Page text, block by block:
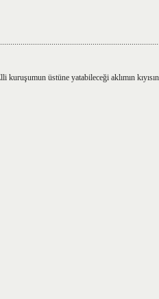
üstüne yatabileceği aklımın